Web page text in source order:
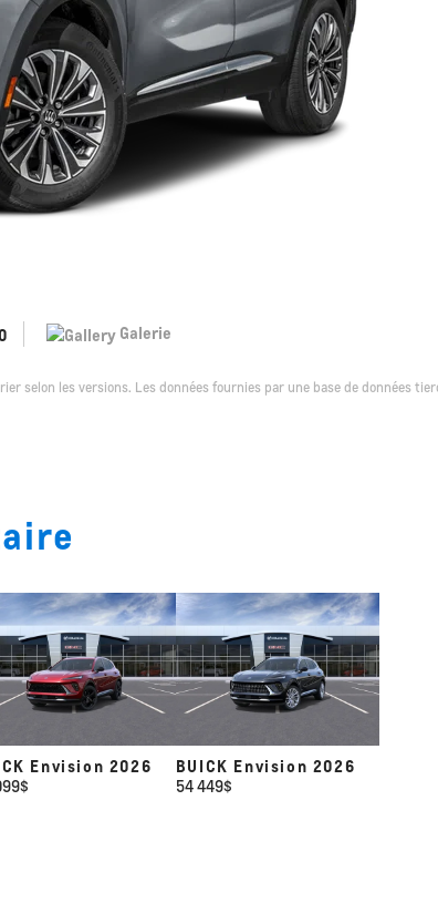
Galerie
selon les versions. Les données fournies par une base de données
Envision 2026
$
BUICK Envision 2026
54 449$